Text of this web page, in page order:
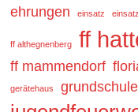
ehrungen einsatz
ff althegnenberg ff
ff mammendorf
gerätehaus grundschule